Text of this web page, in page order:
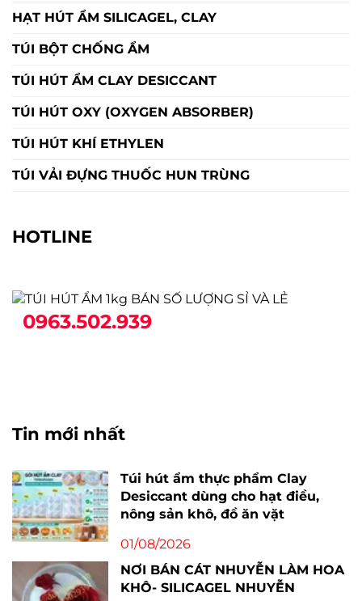
HẠT HÚT ẨM SILICAGEL, CLAY
TÚI BỘT CHỐNG ẨM
TÚI HÚT ẨM CLAY DESICCANT
TÚI HÚT OXY (OXYGEN ABSORBER)
TÚI HÚT KHÍ ETHYLEN
TÚI VẢI ĐỰNG THUỐC HUN TRÙNG
HOTLINE
0963.502.939
Tin mới nhất
Túi hút ẩm thực phẩm Clay
Desiccant dùng cho hạt điều,
nông sản khô, đồ ăn vặt
01/08/2026
NƠI BÁN CÁT NHUYỄN LÀM HOA
KHÔ- SILICAGEL NHUYỄN